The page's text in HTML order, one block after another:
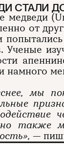
СТАЛИ
медведи
от
мы
также
—